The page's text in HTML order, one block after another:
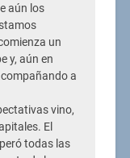
aún los
un
y, aún en
a
vino,
El
todas las